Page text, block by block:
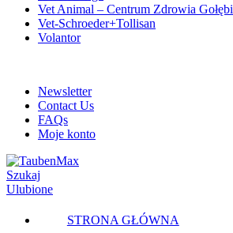
Vet Animal – Centrum Zdrowia Gołębi
Vet-Schroeder+Tollisan
Volantor
Newsletter
Contact Us
FAQs
Moje konto
Szukaj
Ulubione
STRONA GŁÓWNA